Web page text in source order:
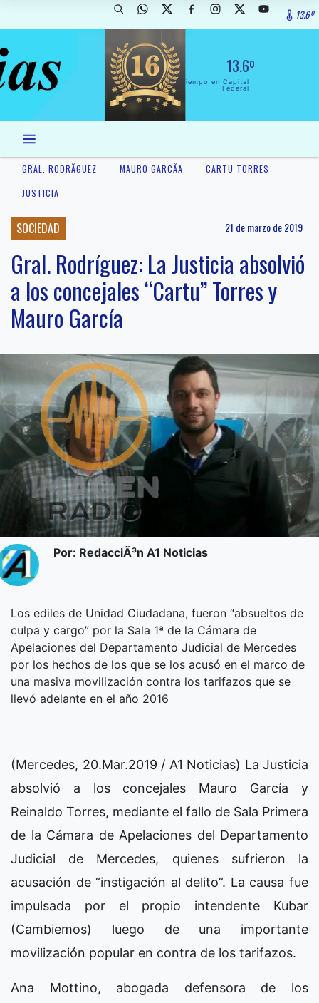
13.6º
13.6º
El Tiempo en Capital
Federal
GRAL. RODRÃ­GUEZ MAURO GARCÃ­A
CARTU TORRES
JUSTICIA
SOCIEDAD 21 de marzo de 2019
Gral. Rodríguez: La Justicia absolvió
a los concejales “Cartu” Torres y
Mauro García
Por: RedacciÃ³n A1 Noticias
Los ediles de Unidad Ciudadana, fueron “absueltos de
culpa y cargo” por la Sala 1ª de la Cámara de
Apelaciones del Departamento Judicial de Mercedes
por los hechos de los que se los acusó en el marco de
una masiva movilización contra los tarifazos que se
llevó adelante en el año 2016
(Mercedes, 20.Mar.2019 / A1 Noticias) La Justicia
absolvió a los concejales Mauro García y
Reinaldo Torres, mediante el fallo de Sala Primera
de la Cámara de Apelaciones del Departamento
Judicial de Mercedes, quienes sufrieron la
acusación de “instigación al delito”. La causa fue
impulsada por el propio intendente Kubar
(Cambiemos) luego de una importante
movilización popular en contra de los tarifazos.
Ana Mottino, abogada defensora de los